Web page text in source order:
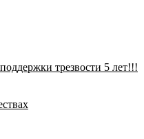
трезвости 5 лет!!!